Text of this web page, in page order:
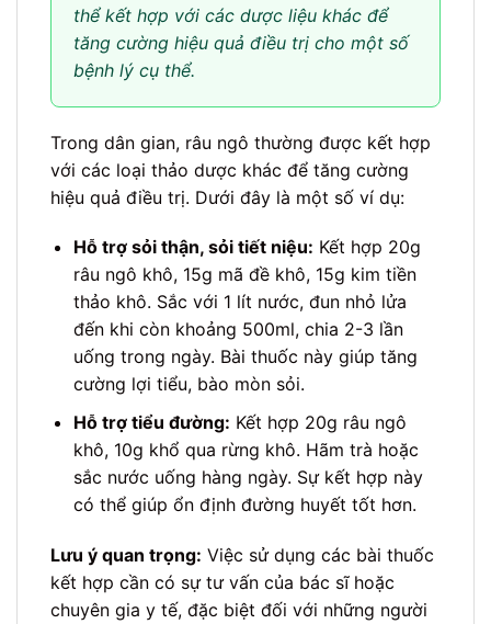
thể kết hợp với các dược liệu khác để
tăng cường hiệu quả điều trị cho một số
bệnh lý cụ thể.
Trong dân gian, râu ngô thường được kết hợp
với các loại thảo dược khác để tăng cường
hiệu quả điều trị. Dưới đây là một số ví dụ:
Hỗ trợ sỏi thận, sỏi tiết niệu: Kết hợp 20g
râu ngô khô, 15g mã đề khô, 15g kim tiền
thảo khô. Sắc với 1 lít nước, đun nhỏ lửa
đến khi còn khoảng 500ml, chia 2-3 lần
uống trong ngày. Bài thuốc này giúp tăng
cường lợi tiểu, bào mòn sỏi.
Hỗ trợ tiểu đường: Kết hợp 20g râu ngô
khô, 10g khổ qua rừng khô. Hãm trà hoặc
sắc nước uống hàng ngày. Sự kết hợp này
có thể giúp ổn định đường huyết tốt hơn.
Lưu ý quan trọng: Việc sử dụng các bài thuốc
kết hợp cần có sự tư vấn của bác sĩ hoặc
chuyên gia y tế, đặc biệt đối với những người